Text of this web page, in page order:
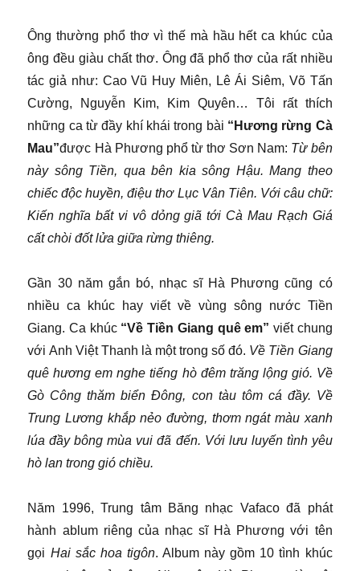
Ông thường phổ thơ vì thế mà hầu hết ca khúc của
ông đều giàu chất thơ. Ông đã phổ thơ của rất nhiều
tác giả như: Cao Vũ Huy Miên, Lê Ái Siêm, Võ Tấn
Cường, Nguyễn Kim, Kim Quyên… Tôi rất thích
những ca từ đầy khí khái trong bài “Hương rừng Cà
Mau”được Hà Phương phổ từ thơ Sơn Nam: Từ bên
này sông Tiền, qua bên kia sông Hậu. Mang theo
chiếc độc huyền, điệu thơ Lục Vân Tiên. Với câu chữ:
Kiến nghĩa bất vi vô dỏng giã tới Cà Mau Rạch Giá
cất chòi đốt lửa giữa rừng thiêng.
Gần 30 năm gắn bó, nhạc sĩ Hà Phương cũng có
nhiều ca khúc hay viết về vùng sông nước Tiền
Giang. Ca khúc “Về Tiền Giang quê em” viết chung
với Anh Việt Thanh là một trong số đó. Về Tiền Giang
quê hương em nghe tiếng hò đêm trăng lộng gió. Về
Gò Công thăm biển Đông, con tàu tôm cá đầy. Về
Trung Lương khắp nẻo đường, thơm ngát màu xanh
lúa đầy bông mùa vui đã đến. Với lưu luyến tình yêu
hò lan trong gió chiều.
Năm 1996, Trung tâm Băng nhạc Vafaco đã phát
hành ablum riêng của nhạc sĩ Hà Phương với tên
gọi Hai sắc hoa tigôn. Album này gồm 10 tình khúc